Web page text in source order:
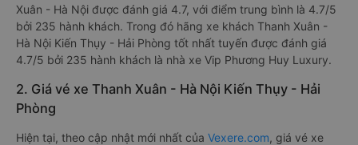
Xuân - Hà Nội được đánh giá 4.7, với điểm trung bình là 4.7/5
bởi 235 hành khách. Trong đó hãng xe khách Thanh Xuân -
Hà Nội Kiến Thụy - Hải Phòng tốt nhất tuyến được đánh giá
4.7/5 bởi 235 hành khách là nhà xe Vip Phương Huy Luxury.
2. Giá vé xe Thanh Xuân - Hà Nội Kiến Thụy - Hải
Phòng
Hiện tại, theo cập nhật mới nhất của Vexere.com, giá vé xe